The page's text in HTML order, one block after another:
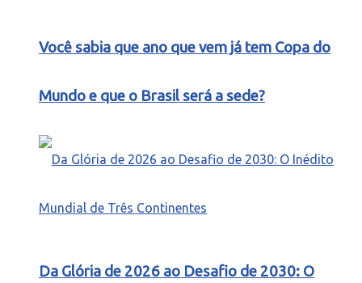
Você sabia que ano que vem já tem Copa do
Mundo e que o Brasil será a sede?
Da Glória de 2026 ao Desafio de 2030: O